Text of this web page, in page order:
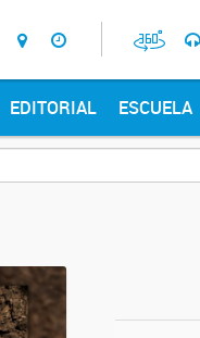
EDITORIAL ESCUELA